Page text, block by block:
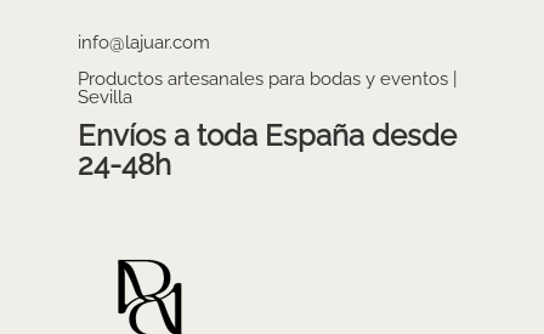
info@lajuar.com
Productos artesanales para bodas y eventos |
Sevilla
Envíos a toda España desde
24-48h